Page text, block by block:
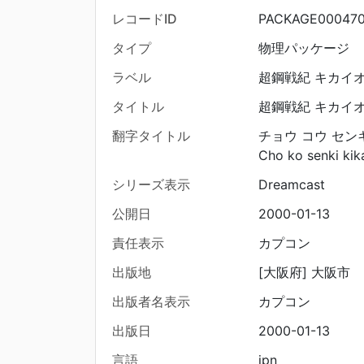
レコードID
タイプ
物理パッケージ
ラベル
超鋼戦紀 キカイ
タイトル
超鋼戦紀 キカイ
翻字タイトル
チョウ コウ セン
Cho ko senki
シリーズ表示
Dreamcast
公開日
2000-01-13
責任表示
カプコン
出版地
[大阪府] 大阪市
出版者名表示
カプコン
出版日
2000-01-13
言語
jpn